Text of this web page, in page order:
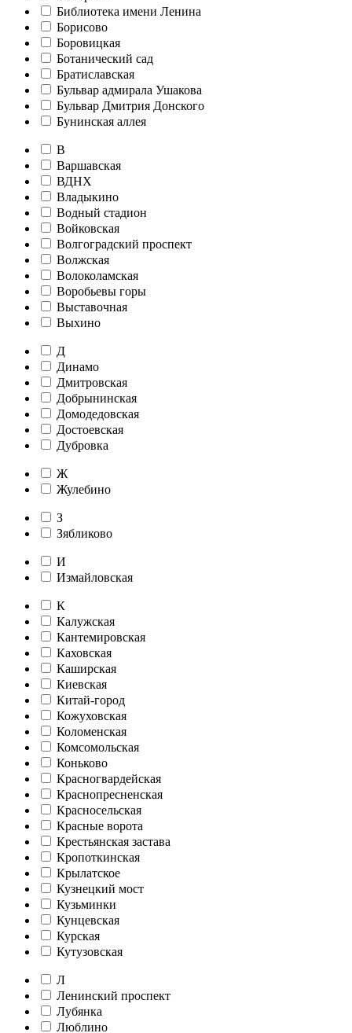
Библиотека имени Ленина
Борисово
Боровицкая
Ботанический сад
Братиславская
Бульвар адмирала Ушакова
Бульвар Дмитрия Донского
Бунинская аллея
В
Варшавская
ВДНХ
Владыкино
Водный стадион
Войковская
Волгоградский проспект
Волжская
Волоколамская
Воробьевы горы
Выставочная
Выхино
Д
Динамо
Дмитровская
Добрынинская
Домодедовская
Достоевская
Дубровка
Ж
Жулебино
З
Зябликово
И
Измайловская
К
Калужская
Кантемировская
Каховская
Каширская
Киевская
Китай-город
Кожуховская
Коломенская
Комсомольская
Коньково
Красногвардейская
Краснопресненская
Красносельская
Красные ворота
Крестьянская застава
Кропоткинская
Крылатское
Кузнецкий мост
Кузьминки
Кунцевская
Курская
Кутузовская
Л
Ленинский проспект
Лубянка
Люблино